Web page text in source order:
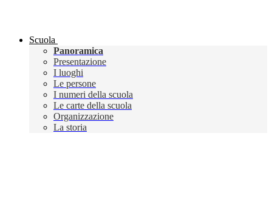
Scuola
Panoramica
Presentazione
I luoghi
Le persone
I numeri della scuola
Le carte della scuola
Organizzazione
La storia